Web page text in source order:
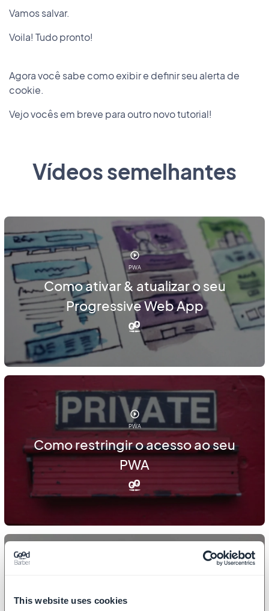
This website uses cookies
Vamos salvar.
Voila! Tudo pronto!
Agora você sabe como exibir e definir seu alerta de
cookie.
Vejo vocês em breve para outro novo tutorial!
Vídeos semelhantes
PWA
Como ativar & atualizar o seu
Progressive Web App
PWA
Como restringir o acesso ao seu
PWA